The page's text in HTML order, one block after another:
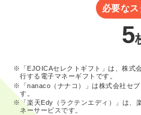
必要な
5
※「EJOICAセレクトギフト」は、株式
行する電子マネーギフトです。
※「nanaco（ナナコ）」は株式会社セ
す。
※「楽天Edy（ラクテンエディ）」は、
ネーサービスです。